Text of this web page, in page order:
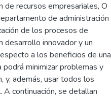
de recursos empresariales, O
de administración
de los procesos de
desarrollo innovador y un
a los beneficios de una
minimizar problemas y
y, además, usar todos los
continuación, se detallan